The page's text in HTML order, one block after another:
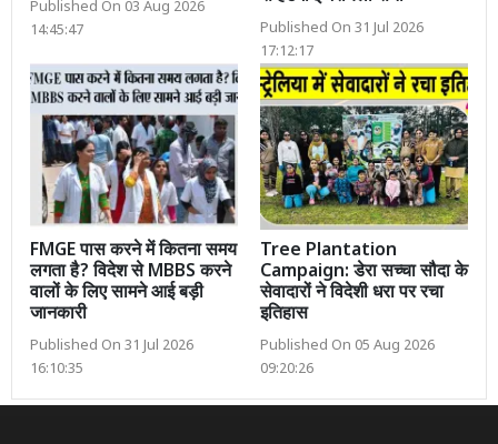
Published On 03 Aug 2026
14:45:47
Published On 31 Jul 2026
17:12:17
FMGE पास करने में कितना समय
लगता है? विदेश से MBBS करने
वालों के लिए सामने आई बड़ी
जानकारी
Published On 31 Jul 2026
16:10:35
Tree Plantation
Campaign: डेरा सच्चा सौदा के
सेवादारों ने विदेशी धरा पर रचा
इतिहास
Published On 05 Aug 2026
09:20:26